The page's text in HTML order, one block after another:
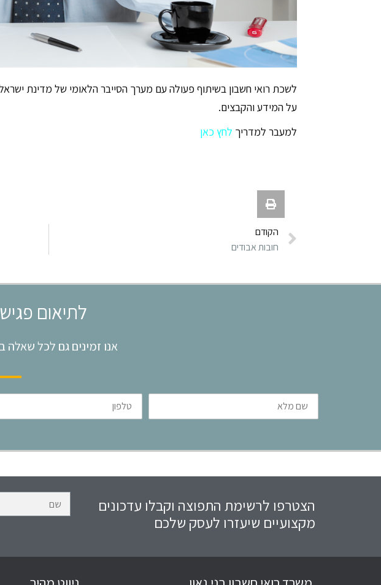
לשכת רואי חשבון בשיתוף פעולה עם מערך הסייבר הלאומי של מדינת
על המידע והקבצים.
למעבר למדריך לחץ כאן
הקודם
חובות אבודים
לתיאום
אנו זמינים גם לכל שאלה
שם
מלא
טלפון
הצטרפו לרשימת התפוצה וקבלו עדכונים
מקצועיים שיעזרו לעסק שלכם